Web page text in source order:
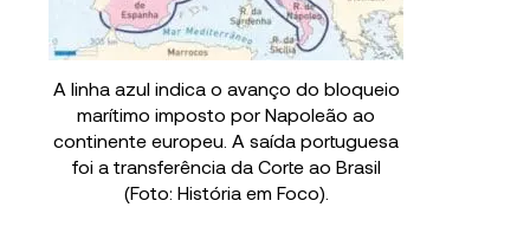
A linha azul indica o avanço do bloqueio
marítimo imposto por Napoleão ao
continente europeu. A saída portuguesa
foi a transferência da Corte ao Brasil
(Foto: História em Foco).